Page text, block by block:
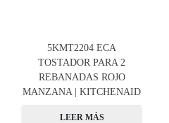
5KMT2204 ECA
TOSTADOR PARA 2
REBANADAS ROJO
MANZANA | KITCHENAID
LEER MÁS